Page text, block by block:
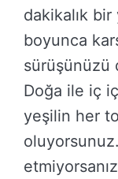
dakikalık
boyunca
sürüşünüzü
Doğa ile iç
yeşilin her